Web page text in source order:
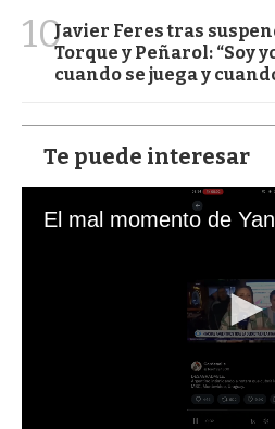
10Javier Feres tras
Torque y Peñarol: “Soy
cuando se juega y
Te puede interesar